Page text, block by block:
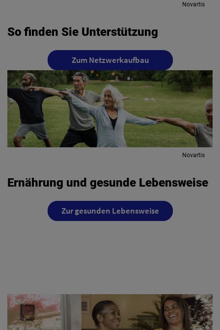
Novartis
So finden Sie Unterstützung
Zum Netzwerkaufbau
Novartis
Ernährung und gesunde Lebensweise
Zur gesunden Lebensweise